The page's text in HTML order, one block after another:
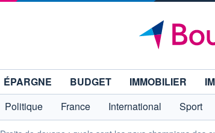
ÉPARGNE BUDGET IMMOBILIER
Politique France International Sport